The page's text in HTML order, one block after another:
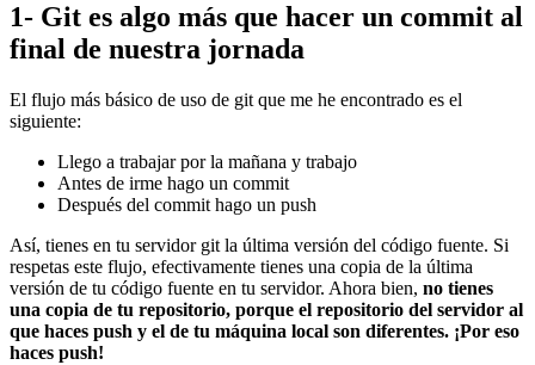
1- Git es algo más que hacer un commit al
final de nuestra jornada
El flujo más básico de uso de git que me he encontrado es el
siguiente:
Llego a trabajar por la mañana y trabajo
Antes de irme hago un commit
Después del commit hago un push
Así, tienes en tu servidor git la última versión del código fuente. Si
respetas este flujo, efectivamente tienes una copia de la última
versión de tu código fuente en tu servidor. Ahora bien, no tienes
una copia de tu repositorio, porque el repositorio del servidor al
que haces push y el de tu máquina local son diferentes. ¡Por eso
haces push!